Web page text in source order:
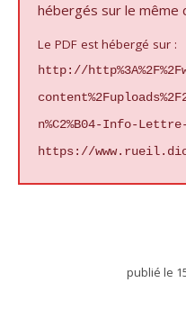
hébergés sur le même
Le PDF est hébergé sur :
http://
n%C2%B04-Info-
https://
publié le